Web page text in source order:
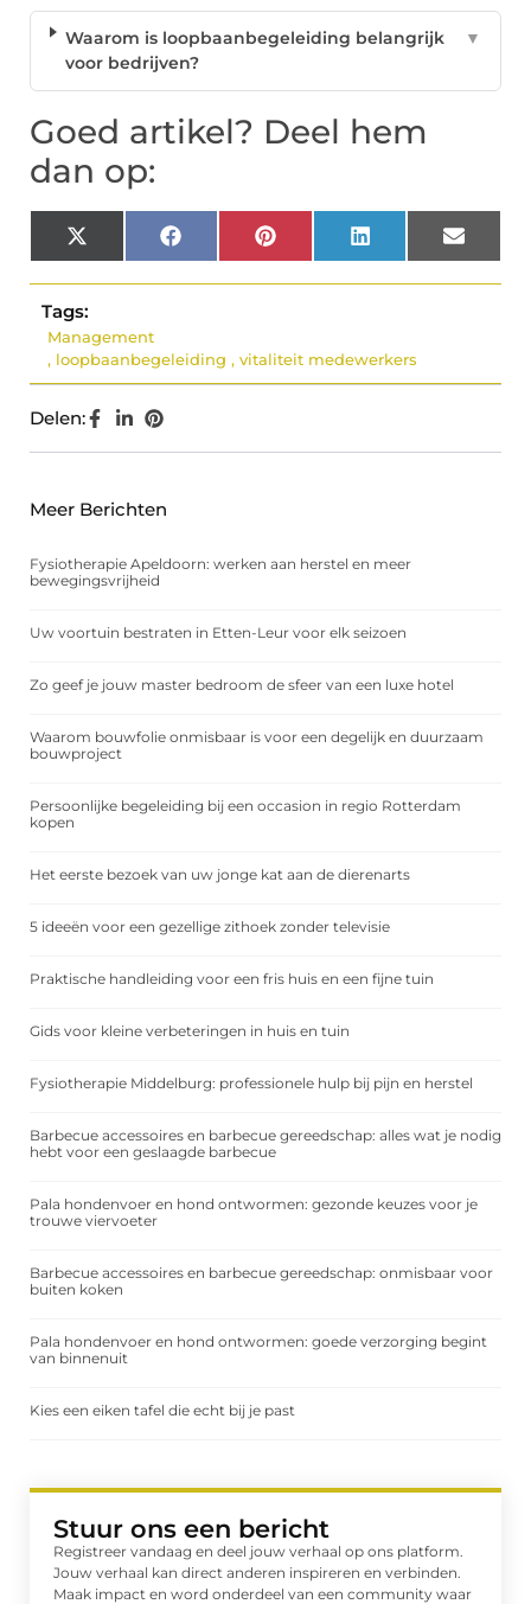
Waarom is loopbaanbegeleiding belangrijk
voor bedrijven?
▼
Goed artikel? Deel hem
dan op:
X
(Twitter)
Facebook Pinterest LinkedIn Email
Tags:
Management
, loopbaanbegeleiding , vitaliteit medewerkers
Delen:
Meer Berichten
Fysiotherapie Apeldoorn: werken aan herstel en meer
bewegingsvrijheid
Uw voortuin bestraten in Etten-Leur voor elk seizoen
Zo geef je jouw master bedroom de sfeer van een luxe hotel
Waarom bouwfolie onmisbaar is voor een degelijk en duurzaam
bouwproject
Persoonlijke begeleiding bij een occasion in regio Rotterdam
kopen
Het eerste bezoek van uw jonge kat aan de dierenarts
5 ideeën voor een gezellige zithoek zonder televisie
Praktische handleiding voor een fris huis en een fijne tuin
Gids voor kleine verbeteringen in huis en tuin
Fysiotherapie Middelburg: professionele hulp bij pijn en herstel
Barbecue accessoires en barbecue gereedschap: alles wat je nodig
hebt voor een geslaagde barbecue
Pala hondenvoer en hond ontwormen: gezonde keuzes voor je
trouwe viervoeter
Barbecue accessoires en barbecue gereedschap: onmisbaar voor
buiten koken
Pala hondenvoer en hond ontwormen: goede verzorging begint
van binnenuit
Kies een eiken tafel die echt bij je past
Stuur ons een bericht
Registreer vandaag en deel jouw verhaal op ons platform.
Jouw verhaal kan direct anderen inspireren en verbinden.
Maak impact en word onderdeel van een community waar